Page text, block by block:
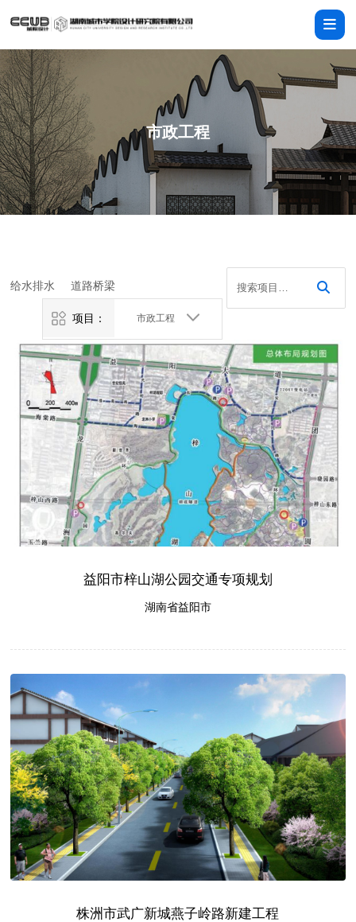
市政工程
给水排水 道路桥梁
项目： 市政工程
益阳市梓山湖公园交通专项规划
湖南省益阳市
株洲市武广新城燕子岭路新建工程